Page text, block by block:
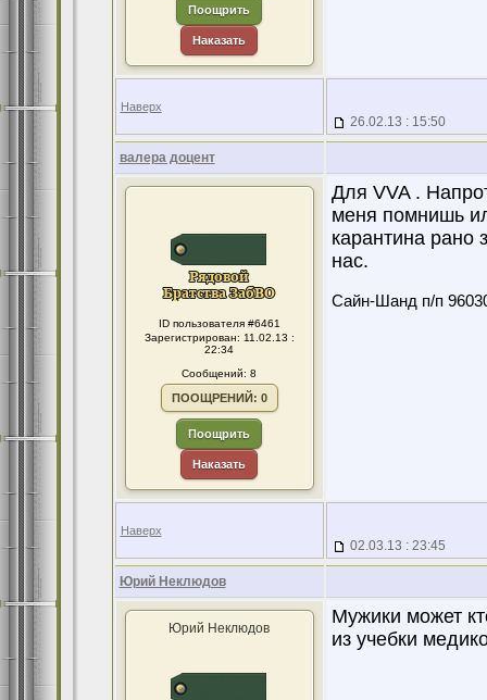
Поощрить
Наказать
Наверх
26.02.13 : 15:50
валера доцент
ID пользователя #6461
Зарегистрирован: 11.02.13 :
22:34
Сообщений: 8
ПООЩРЕНИЙ: 0
Поощрить
Наказать
Для VVA .
меня помнишь
карантина рано
нас.
Сайн-Шанд п/п
Наверх
02.03.13 : 23:45
Юрий Неклюдов
Юрий Неклюдов
Мужики может
из учебки